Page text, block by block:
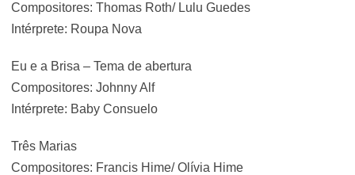
Compositores: Thomas Roth/ Lulu Guedes
Intérprete: Roupa Nova
Eu e a Brisa – Tema de abertura
Compositores: Johnny Alf
Intérprete: Baby Consuelo
Três Marias
Compositores: Francis Hime/ Olívia Hime